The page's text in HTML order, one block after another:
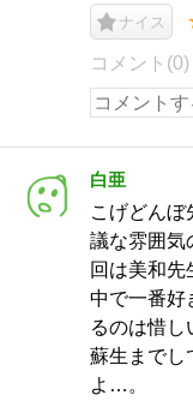
ナイス
コメント(0)
白亜
こげどんぼ
議な雰囲気
回は美和先
中で一番好
るのは惜
蘇生までし
よ…。